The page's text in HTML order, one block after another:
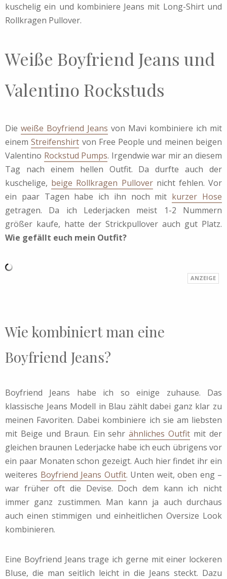
kuschelig ein und kombiniere Jeans mit Long-Shirt und
Rollkragen Pullover.
Weiße Boyfriend Jeans und
Valentino Rockstuds
Die weiße Boyfriend Jeans von Mavi kombiniere ich mit
einemStreifenshirt von Free People und meinen beigen
Valentino Rockstud Pumps. Irgendwie war mir an diesem
Tag nach einem hellen Outfit. Da durfte auch der
kuschelige, beige Rollkragen Pullovernicht fehlen. Vor
ein paar Tagen habe ich ihn noch mit kurzer Hose
getragen. Da ich Lederjacken meist 1-2 Nummern
größer kaufe, hatte der Strickpullover auch gut Platz.
Wie gefällt euch mein Outfit?
Wie kombiniert man eine
Boyfriend Jeans?
Boyfriend Jeans habe ich so einige zuhause. Das
klassische Jeans Modell in Blau zählt dabei ganz klar zu
meinen Favoriten. Dabei kombiniere ich sie am liebsten
mit Beige und Braun. Ein sehrähnliches Outfit mit der
gleichen braunen Lederjacke habe ich euch übrigens vor
ein paar Monaten schon gezeigt. Auch hier findet ihr ein
weiteres Boyfriend Jeans Outfit. Unten weit, oben eng –
war früher oft die Devise. Doch dem kann ich nicht
immer ganz zustimmen. Man kann ja auch durchaus
auch einen stimmigen und einheitlichen Oversize Look
kombinieren.
Eine Boyfriend Jeans trage ich gerne mit einer lockeren
Bluse, die man seitlich leicht in die Jeans steckt. Dazu